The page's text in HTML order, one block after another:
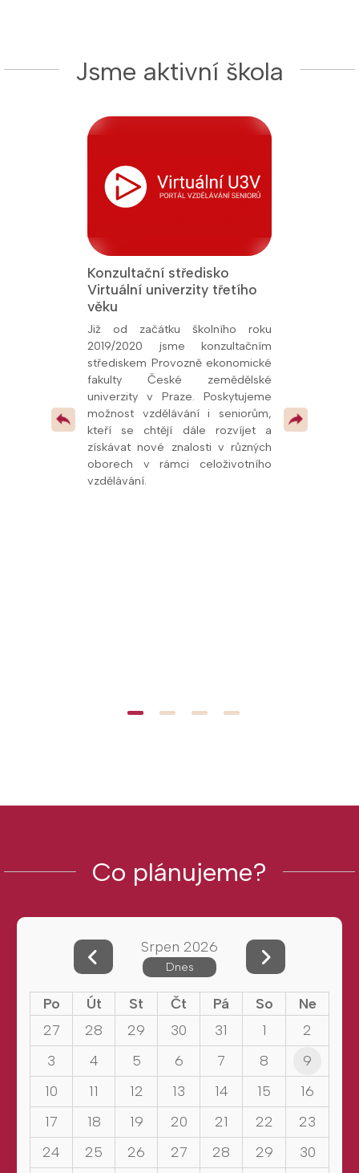
Jsme aktivní škola
republice
v
Konzultační středisko
Virtuální univerzity třetího
věku
Již od začátku školního roku
2019/2020 jsme konzultačním
střediskem Provozně ekonomické
fakulty České zemědělské
univerzity v Praze. Poskytujeme
možnost vzdělávání i seniorům,
kteří se chtějí dále rozvíjet a
získávat nové znalosti v různých
oborech v rámci celoživotního
vzdělávání.
odborných
Co plánujeme?
Srpen 2026
Dnes
Po Út St Čt Pá So
Ne
27
28 29 30 31 1
2
3
4 5 6 7 8
9
10
11 12 13 14 15
16
17
18 19 20 21 22
23
24
25 26 27 28 29
30